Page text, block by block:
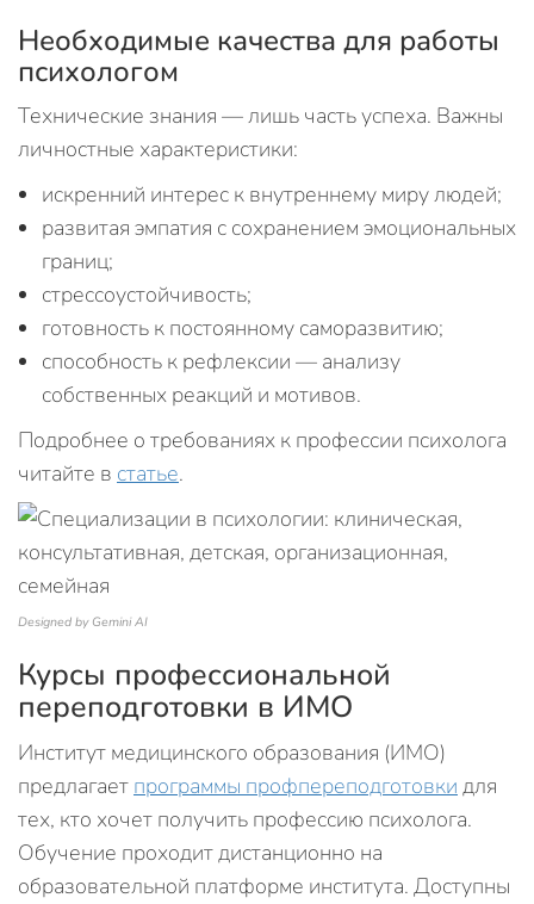
Необходимые качества для работы
психологом
Технические знания — лишь часть успеха. Важны
личностные характеристики:
искренний интерес к внутреннему миру людей;
развитая эмпатия с сохранением эмоциональных
границ;
стрессоустойчивость;
готовность к постоянному саморазвитию;
способность к рефлексии — анализу
собственных реакций и мотивов.
Подробнее о требованиях к профессии психолога
читайте в статье.
Designed by Gemini AI
Курсы профессиональной
переподготовки в ИМО
Институт медицинского образования (ИМО)
предлагает программы профпереподготовки для
тех, кто хочет получить профессию психолога.
Обучение проходит дистанционно на
образовательной платформе института. Доступны